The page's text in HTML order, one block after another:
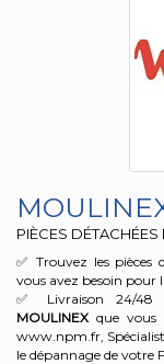
PIÈCES
✅ Trouvez les pièces
vous avez besoin pour
✅ Livraison 24/48
MOULINEXque vous
www.npm.fr,
le dépannage de votre